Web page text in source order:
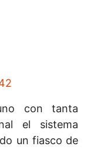
con tanta
el sistema
un fiasco de